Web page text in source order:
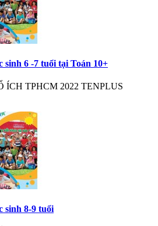
sinh 6 -7 tuổi tại Toán 10+
TPHCM 2022 TENPLUS
sinh 8-9 tuổi